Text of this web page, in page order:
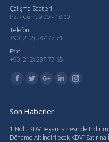
Çalışma Saatleri:
Pzt - Cum: 9:00 - 18:00
Telefon:
+90 (212) 287 77 71
Fax:
+90 (212) 287 77 65
Find us on:
FacebookTwitter LinkedinInstagram
Son Haberler
1 No’lu KDV Beyannamesinde
Döneme Ait İndirilecek KDV”